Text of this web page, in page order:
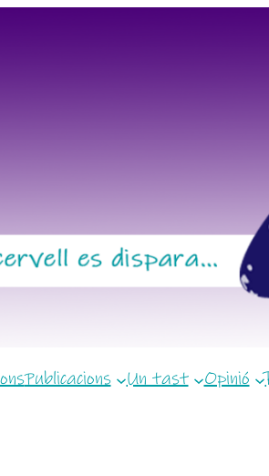
Publicacions Un tast Opinió